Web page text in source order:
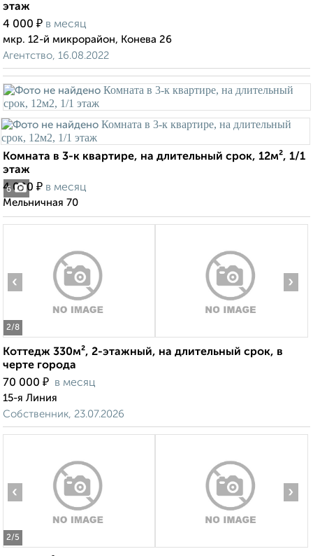
этаж
4 000 ₽ в месяц
мкр. 12-й микрорайон, Конева 26
Агентство, 16.08.2022
6
Комната в 3-к квартире, на длительный срок, 12м², 1/1
этаж
4 000 ₽ в месяц
Мельничная 70
2/8
‹ ›
Коттедж 330м², 2-этажный, на длительный срок, в
черте города
70 000 ₽ в месяц
15-я Линия
Собственник, 23.07.2026
2/5
‹ ›